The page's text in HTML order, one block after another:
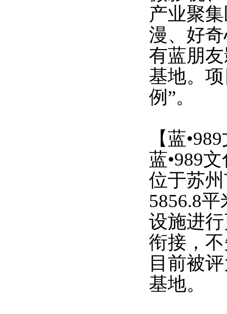
产业聚
漫、好
有蓝朋
基地。
例”。
【蓝
蓝•989
位于苏
5856.8
设施进
衔接，
目前被
基地。